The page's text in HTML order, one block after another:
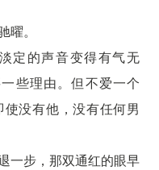
。
定的声音变得有气无
些理由。但不爱一个
没有他，没有任何男
一步，那双通红的眼早